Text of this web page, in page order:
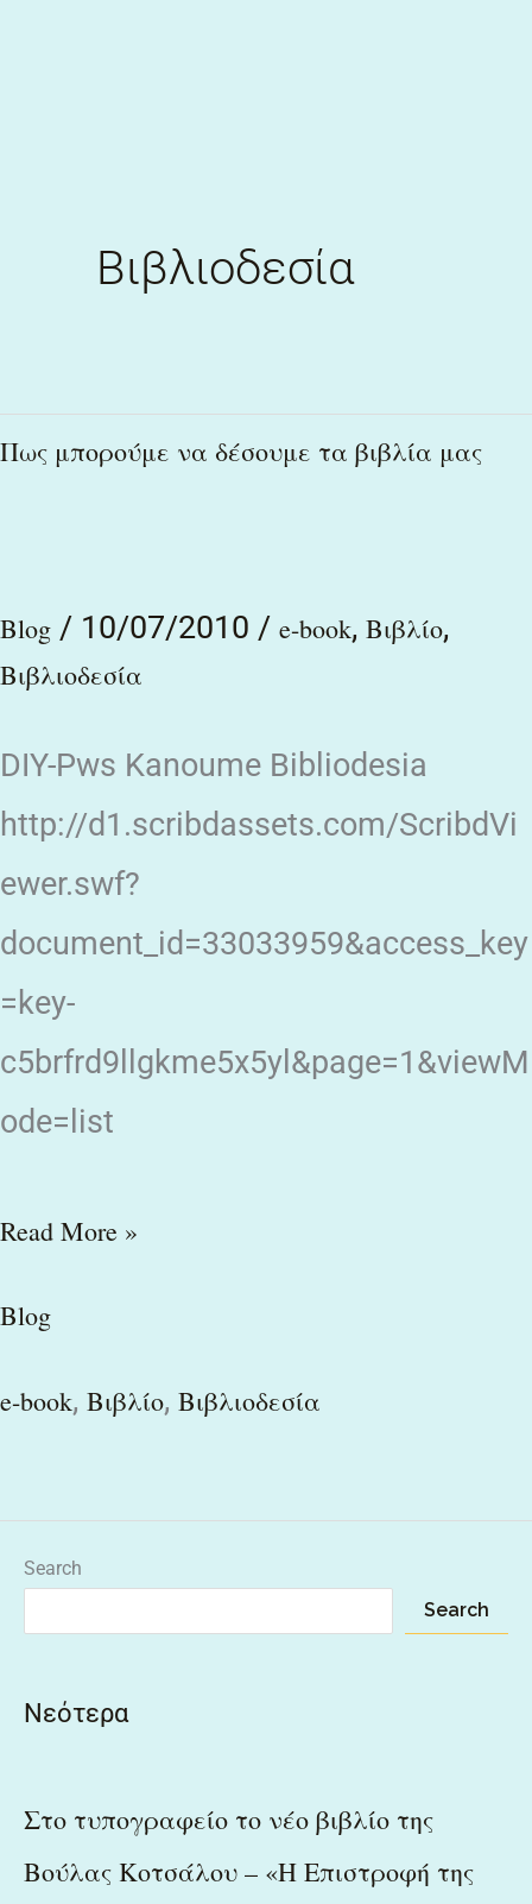
Βιβλιοδεσία
Πως μπορούμε να δέσουμε τα βιβλία μας
Blog / 10/07/2010 / e-book, Βιβλίο,
Βιβλιοδεσία
DIY-Pws Kanoume Bibliodesia
http://d1.scribdassets.com/ScribdVi
ewer.swf?
document_id=33033959&access_key
=key-
c5brfrd9llgkme5x5yl&page=1&viewM
ode=list
Πως
τα
βιβλία
Read More »
Blog
e-book, Βιβλίο, Βιβλιοδεσία
Search
Search
Νεότερα
Στο τυπογραφείο το νέο βιβλίο της
Βούλας Κοτσάλου – «Η Επιστροφή της